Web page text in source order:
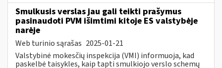
Smulkusis verslas jau gali teikti prašymus
pasinaudoti PVM išimtimi kitoje ES valstybėje
narėje
Web turinio sąrašas 2025-01-21
Valstybinė mokesčių inspekcija (VMI) informuoja, kad
paskelbė taisykles, kaip tapti smulkiojo verslo schemų